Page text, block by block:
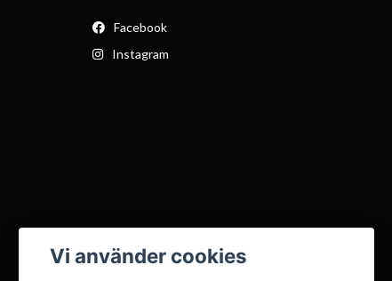
Facebook
Instagram
Vi använder cookies